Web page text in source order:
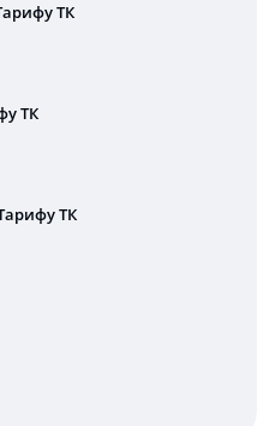
ТК
ТК
ТК